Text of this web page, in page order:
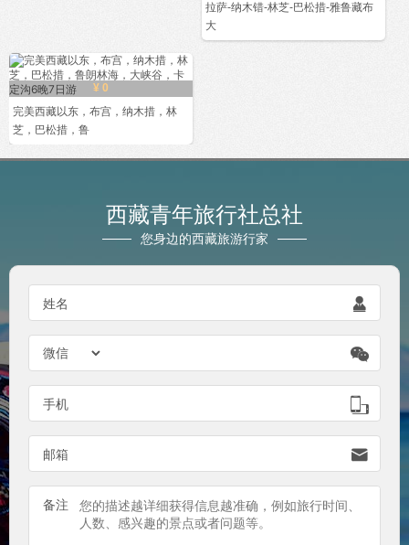
拉萨-纳木错-林芝-巴松措-雅鲁藏布
大
¥ 0
完美西藏以东，布宫，纳木措，林
芝，巴松措，鲁
西藏青年旅行社总社
您身边的西藏旅游行家
姓名 

手机 
邮箱 
备注